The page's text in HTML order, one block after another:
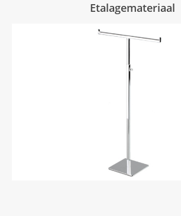
Etalagemateriaal